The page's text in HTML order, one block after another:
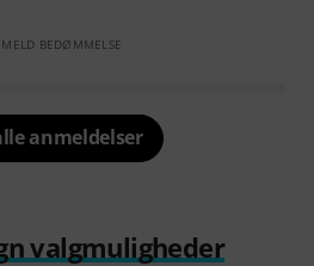
BEDØMMELSE
anmeldelser
valgmuligheder